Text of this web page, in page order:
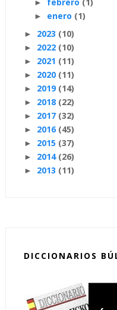
►
► enero (1)
► 2023 (10)
► 2022 (10)
► 2021 (11)
► 2020 (11)
► 2019 (14)
► 2018 (22)
► 2017 (32)
► 2016 (45)
► 2015 (37)
► 2014 (26)
► 2013 (11)
DICCIONARIOS